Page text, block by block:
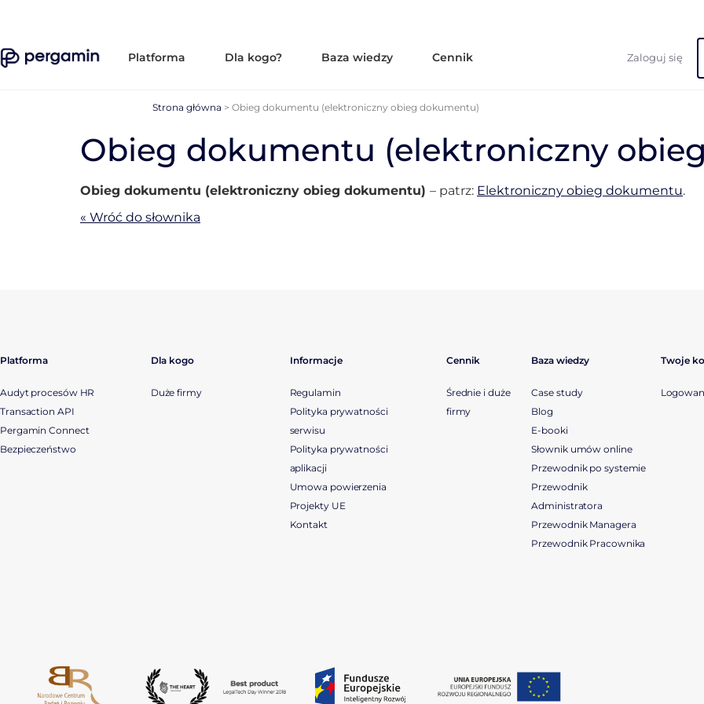
Platforma Dla kogo? Baza wiedzy Cennik Zaloguj się
Strona główna > Obieg dokumentu (elektroniczny obieg dokumentu)
Obieg dokumentu (elektroniczny
Obieg dokumentu (elektroniczny obieg dokumentu) – patrz: Elektroniczny obieg dokumentu.
« Wróć do słownika
Platforma
Audyt procesów HR
Transaction API
Pergamin Connect
Bezpieczeństwo
Dla kogo
Duże firmy
Informacje
Regulamin
Polityka prywatności
serwisu
Polityka prywatności
aplikacji
Umowa powierzenia
Projekty UE
Kontakt
Cennik
Średnie i duże
firmy
Baza wiedzy
Case study
Blog
E-booki
Słownik umów online
Przewodnik po systemie
Przewodnik
Administratora
Przewodnik Managera
Przewodnik Pracownika
Twoje